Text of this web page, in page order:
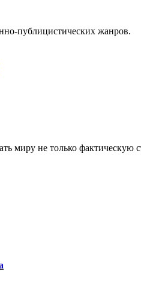
публицистических жанров.
миру не только фактическую